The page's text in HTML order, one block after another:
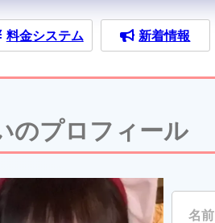
料金システム 新着情報
のプロフィール
名前